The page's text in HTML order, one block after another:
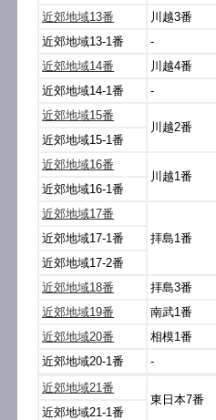
近郊地域13番
川越3番
近郊地域13-1番
-
近郊地域14番
川越4番
近郊地域14-1番
-
近郊地域15番
川越2番
近郊地域15-1番
近郊地域16番
川越1番
近郊地域16-1番
近郊地域17番
拝島1番
近郊地域17-1番
近郊地域17-2番
近郊地域18番
拝島3番
近郊地域19番
南武1番
近郊地域20番
相模1番
近郊地域20-1番
-
近郊地域21番
東日本7番
近郊地域21-1番